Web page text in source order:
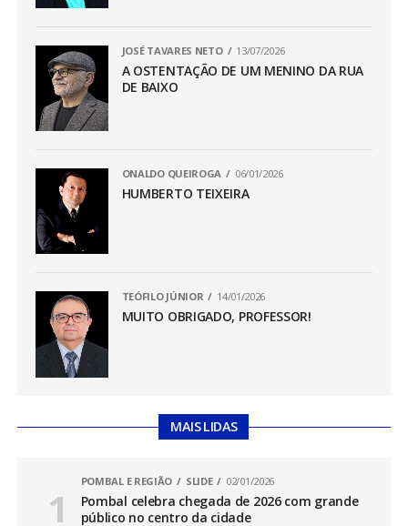
JOSÉ TAVARES NETO 13/07/2026
A OSTENTAÇÃO DE UM MENINO DA RUA
DE BAIXO
ONALDO QUEIROGA 06/01/2026
HUMBERTO TEIXEIRA
TEÓFILO JÚNIOR 14/01/2026
MUITO OBRIGADO, PROFESSOR!
MAIS LIDAS
POMBAL E REGIÃO SLIDE 02/01/2026
Pombal celebra chegada de 2026 com grande
público no centro da cidade